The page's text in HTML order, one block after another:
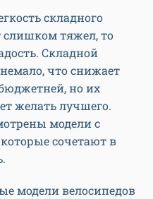
складного
слишком тяжел, то
Складной
что снижает
но их
желать лучшего.
модели с
сочетают в
модели велосипедов